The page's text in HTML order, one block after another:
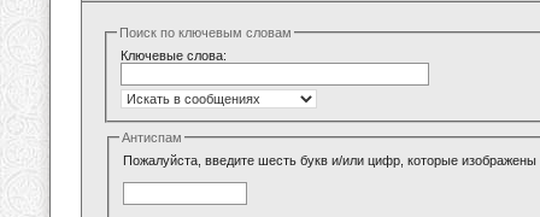
Поиск по ключевым словам
Ключевые слова:
Антиспам
Пожалуйста, введите шесть букв и/или цифр, которые изображены